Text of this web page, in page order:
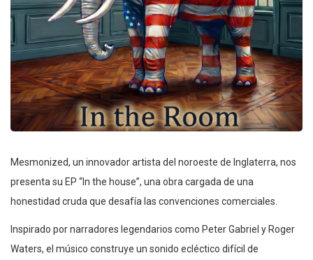
Mesmonized, un innovador artista del noroeste de Inglaterra, nos
presenta su EP “In the house”, una obra cargada de una
honestidad cruda que desafía las convenciones comerciales.
Inspirado por narradores legendarios como Peter Gabriel y Roger
Waters, el músico construye un sonido ecléctico difícil de